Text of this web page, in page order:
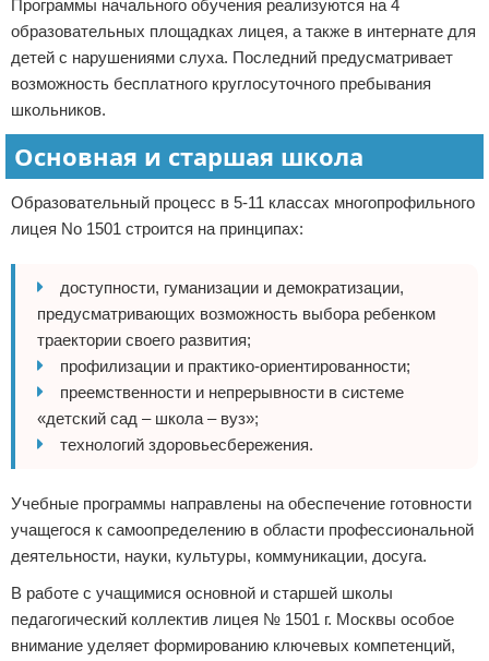
Программы начального обучения реализуются на 4
образовательных площадках лицея, а также в интернате для
детей с нарушениями слуха. Последний предусматривает
возможность бесплатного круглосуточного пребывания
школьников.
Основная и старшая школа
Образовательный процесс в 5-11 классах многопрофильного
лицея No 1501 строится на принципах:
доступности, гуманизации и демократизации,
предусматривающих возможность выбора ребенком
траектории своего развития;
профилизации и практико-ориентированности;
преемственности и непрерывности в системе
«детский сад – школа – вуз»;
технологий здоровьесбережения.
Учебные программы направлены на обеспечение готовности
учащегося к самоопределению в области профессиональной
деятельности, науки, культуры, коммуникации, досуга.
В работе с учащимися основной и старшей школы
педагогический коллектив лицея № 1501 г. Москвы особое
внимание уделяет формированию ключевых компетенций,